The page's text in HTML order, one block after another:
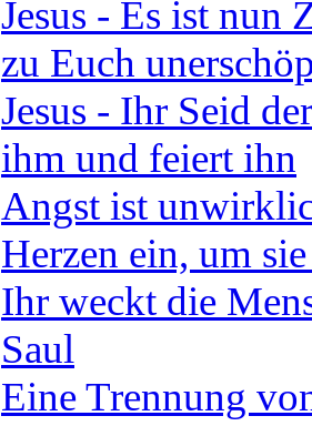
Jesus - Es ist nun
zu Euch
Jesus - Ihr Seid
ihm und feiert ihn
Angst ist
Herzen ein, um
Ihr weckt die
Saul
Eine Trennung